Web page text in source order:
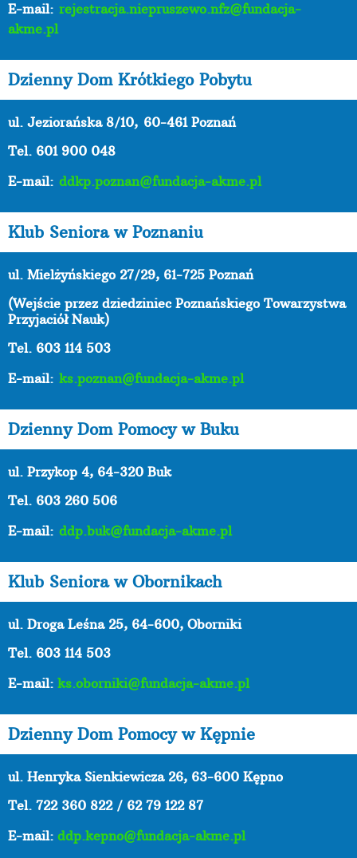
E-mail: rejestracja.niepruszewo.nfz@fundacja-
akme.pl
Dzienny Dom Krótkiego Pobytu
ul. Jeziorańska 8/10, 60-461 Poznań
Tel. 601 900 048
E-mail: ddkp.poznan@fundacja-akme.pl
Klub Seniora w Poznaniu
ul. Mielżyńskiego 27/29, 61-725 Poznań
(Wejście przez dziedziniec Poznańskiego Towarzystwa
Przyjaciół Nauk)
Tel. 603 114 503
E-mail: ks.poznan@fundacja-akme.pl
Dzienny Dom Pomocy w Buku
ul. Przykop 4, 64-320 Buk
Tel. 603 260 506
E-mail: ddp.buk@fundacja-akme.pl
Klub Seniora w Obornikach
ul. Droga Leśna 25, 64-600, Oborniki
Tel. 603 114 503
E-mail: ks.oborniki@fundacja-akme.pl
Dzienny Dom Pomocy w Kępnie
ul. Henryka Sienkiewicza 26, 63-600 Kępno
Tel. 722 360 822 / 62 79 122 87
E-mail: ddp.kepno@fundacja-akme.pl